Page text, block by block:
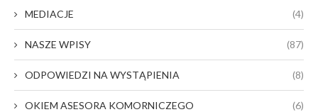
MEDIACJE (4)
NASZE WPISY (87)
ODPOWIEDZI NA WYSTĄPIENIA (8)
OKIEM ASESORA KOMORNICZEGO (6)